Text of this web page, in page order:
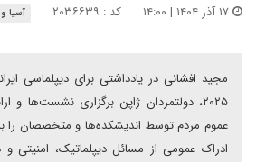
کد : ۲۰۳۶۶۳۹ آسیا و
مجید افشانی در یادداشتی برای دیپلماسی
۲۰۲۵، دولتمردان ژاپن برگزاری نشست‌ها و
عموم مردم توسط اندیشکده‌ها و متخصصان را
ادراک عمومی از مسائل دیپلماتیک، امنیتی